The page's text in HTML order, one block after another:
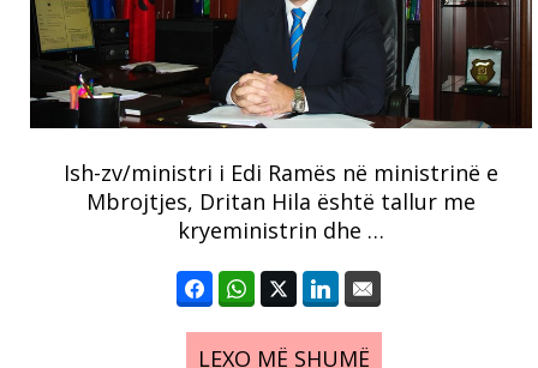
Ish-zv/ministri i Edi Ramës në ministrinë e
Mbrojtjes, Dritan Hila është tallur me
kryeministrin dhe …
LEXO MË SHUMË